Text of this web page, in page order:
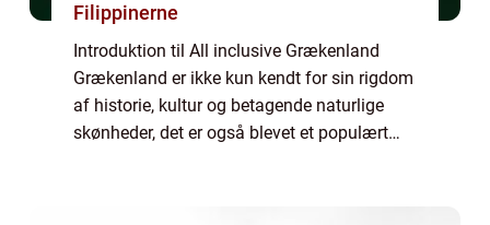
Filippinerne
Introduktion til All inclusive Grækenland
Grækenland er ikke kun kendt for sin rigdom
af historie, kultur og betagende naturlige
skønheder, det er også blevet et populært